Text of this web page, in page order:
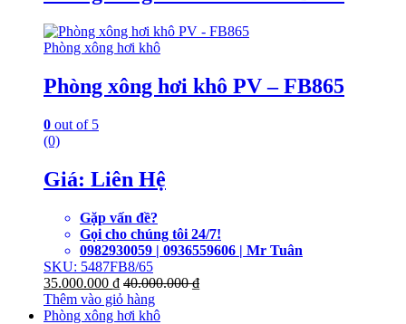
Phòng xông hơi khô
Phòng xông hơi khô PV – FB865
0 out of 5
(0)
Giá: Liên Hệ
Gặp vấn đề?
Gọi cho chúng tôi 24/7!
0982930059 | 0936559606 | Mr Tuân
SKU: 5487FB8/65
35.000.000 ₫ 40.000.000₫
Thêm vào giỏ hàng
Phòng xông hơi khô